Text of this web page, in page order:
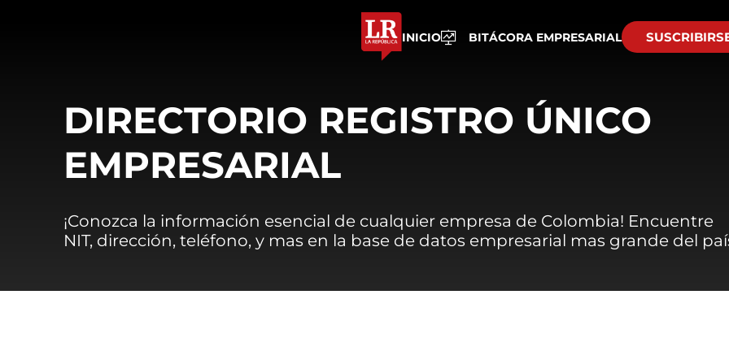
INICIO BITÁCORA EMPRESARIAL
DIRECTORIO REGISTRO ÚNICO
EMPRESARIAL
¡Conozca la información esencial de cualquier empresa de Colombia! Encuentre
NIT, dirección, teléfono, y mas en la base de datos empresarial mas grande del